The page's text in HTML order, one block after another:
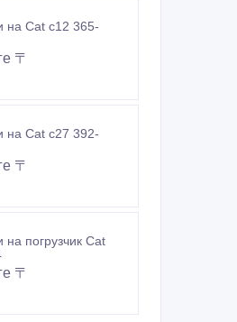
на Cat c12 365-
〒
на Cat c27 392-
〒
на погрузчик Cat
〒